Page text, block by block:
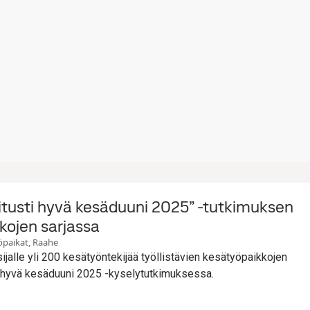
hyvä kesäduuni 2025” -tutkimuksen
sarjassa
Raahe
yli 200 kesätyöntekijää työllistävien kesätyöpaikkojen
hyvä kesäduuni 2025 -kyselytutkimuksessa.